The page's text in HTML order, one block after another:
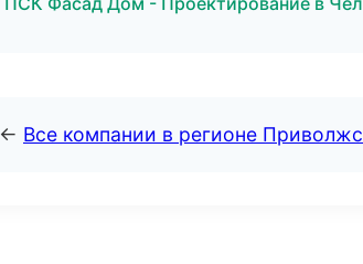
← Все компании в регионе